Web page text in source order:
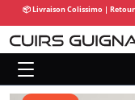
📦 Livraison Colissimo |